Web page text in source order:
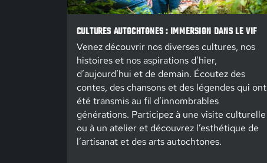
CULTURES AUTOCHTONES : IMMERSION DANS LE VIF
Venez découvrir nos diverses cultures, nos
histoires et nos aspirations d’hier,
d’aujourd’hui et de demain. Écoutez des
contes, des chansons et des légendes qui ont
été transmis au fil d’innombrables
générations. Participez à une visite culturelle
ou à un atelier et découvrez l’esthétique de
l’artisanat et des arts autochtones.